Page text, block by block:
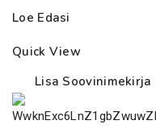
Loe Edasi
Quick View
Lisa Soovinimekirja